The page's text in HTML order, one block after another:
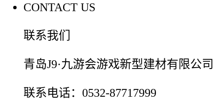
CONTACT US
联系我们
青岛J9·九游会游戏新型建材有限公司
联系电话：0532-87717999